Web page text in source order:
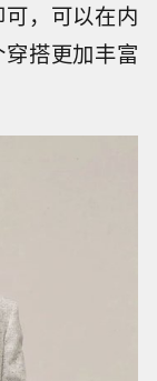
，可以在内
搭更加丰富